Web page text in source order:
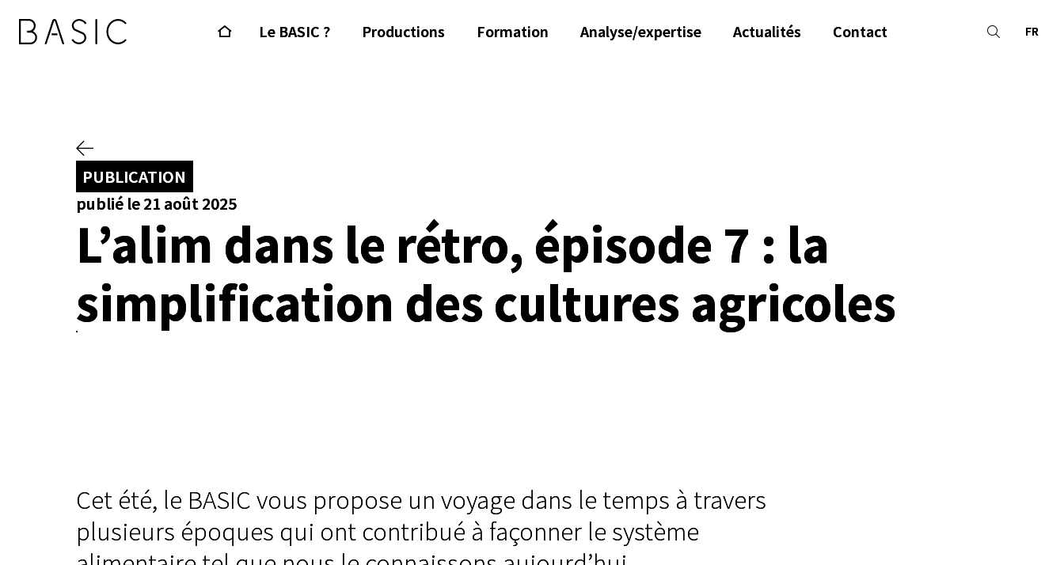
Le BASIC ? Productions Formation Analyse/expertise Actualités Contact FR
PUBLICATION
publié le 21 août 2025
L’alim dans le rétro, épisode 7 : la
simplification des cultures agricoles
Cet été, le BASIC vous propose un voyage dans le temps à travers
plusieurs époques qui ont contribué à façonner le système